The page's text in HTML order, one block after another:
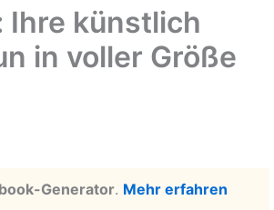
Ihre künstlich
in voller Größe
Generator. Mehr erfahren